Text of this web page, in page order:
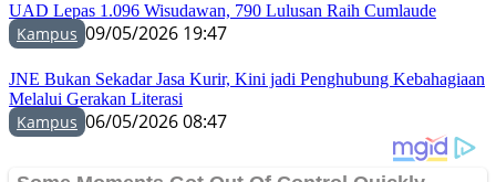
UAD Lepas 1.096 Wisudawan, 790 Lulusan Raih Cumlaude
Kampus 09/05/2026 19:47
JNE Bukan Sekadar Jasa Kurir, Kini jadi Penghubung Kebahagiaan
Melalui Gerakan Literasi
Kampus 06/05/2026 08:47